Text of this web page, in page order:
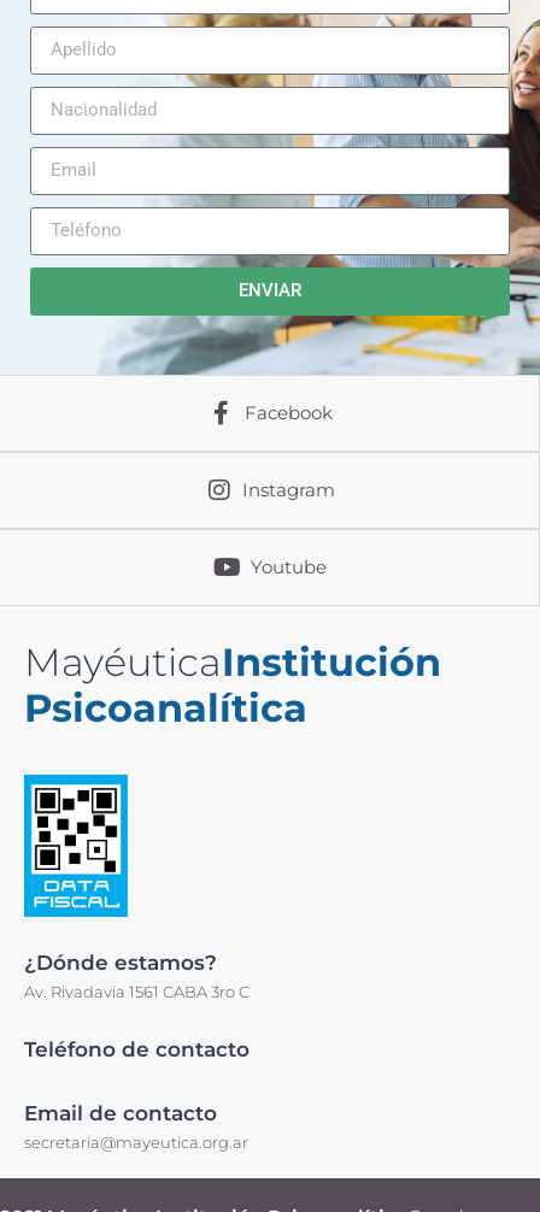
ENVIAR
Facebook
Instagram
Youtube
MayéuticaInstitución
Psicoanalítica
¿Dónde estamos?
Av. Rivadavia 1561 CABA 3ro C
Teléfono de contacto
Email de contacto
secretaria@mayeutica.org.ar